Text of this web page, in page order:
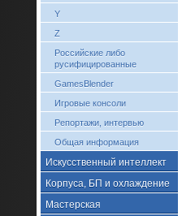
Y
Z
Российские либо
русифицированные
GamesBlender
Игровые консоли
Репортажи, интервью
Общая информация
Искусственный интеллект
Корпуса, БП и охлаждение
Мастерская